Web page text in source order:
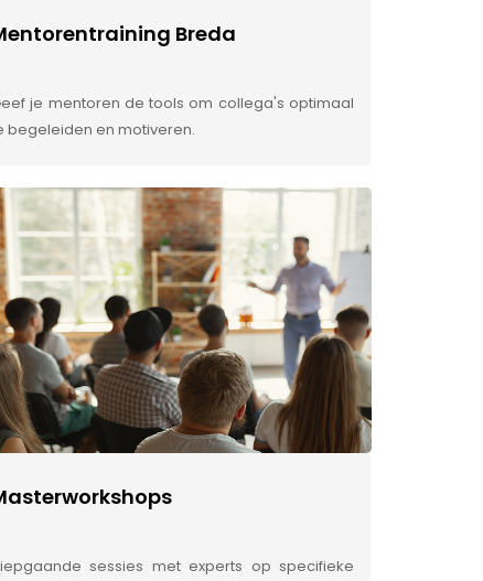
Breda
je mentoren de tools om collega's optimaal
begeleiden en motiveren.
sessies met experts op specifieke